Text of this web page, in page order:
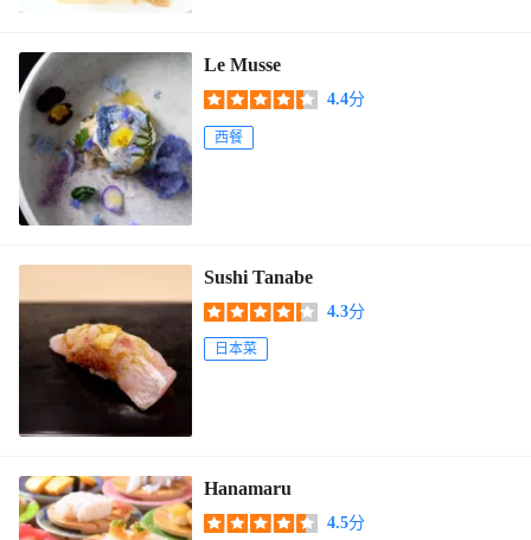
Le Musse
4.4分
西餐
Sushi Tanabe
4.3分
日本菜
Hanamaru
4.5分